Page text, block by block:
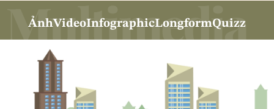
ẢnhVideoInfographicLongformQuizz